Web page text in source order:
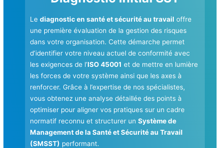
Lediagnostic en santé et sécurité au travail offre
une première évaluation de la gestion des risques
dans votre organisation. Cette démarche permet
d’identifier votre niveau actuel de conformité avec
les exigences de l’ISO 45001 et de mettre en lumière
les forces de votre système ainsi que les axes à
renforcer. Grâce à l’expertise de nos spécialistes,
vous obtenez une analyse détaillée des points à
optimiser pour aligner vos pratiques sur un cadre
normatif reconnu et structurer unSystème de
Management de la Santé et Sécurité au Travail
(SMSST) performant.